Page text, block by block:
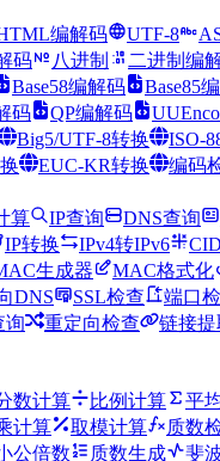
编解码 UTF-8
码 八进制 二进制编
Base58编解码 Base85
码 QP编解码
Big5/UTF-8转换 ISO-
EUC-KR转换
编码
算 IP查询 DNS查询
IP转换 IPv4转IPv6
生成器 MAC格式化
DNS SSL检查 端口
询 重定向检查 链接提
数计算 比例计算 平
计算 取模计算 质数
公倍数 质数生成 斐